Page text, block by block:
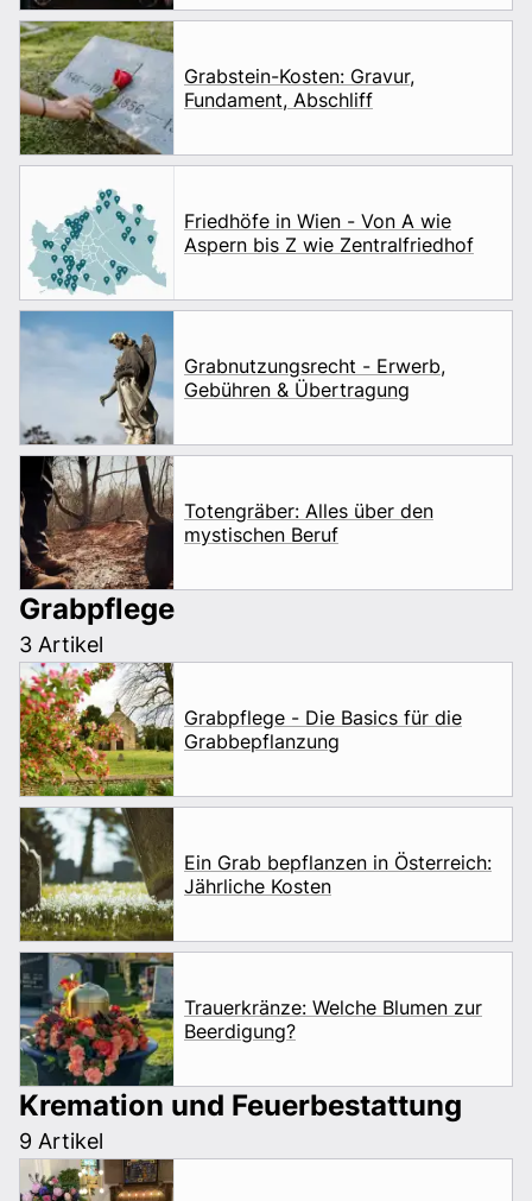
Grabstein-Kosten: Gravur,
Fundament, Abschliff
Friedhöfe in Wien - Von A wie
Aspern bis Z wie Zentralfriedhof
Grabnutzungsrecht - Erwerb,
Gebühren & Übertragung
Totengräber: Alles über den
mystischen Beruf
Grabpflege
3 Artikel
Grabpflege - Die Basics für die
Grabbepflanzung
Ein Grab bepflanzen in Österreich:
Jährliche Kosten
Trauerkränze: Welche Blumen zur
Beerdigung?
Kremation und Feuerbestattung
9 Artikel